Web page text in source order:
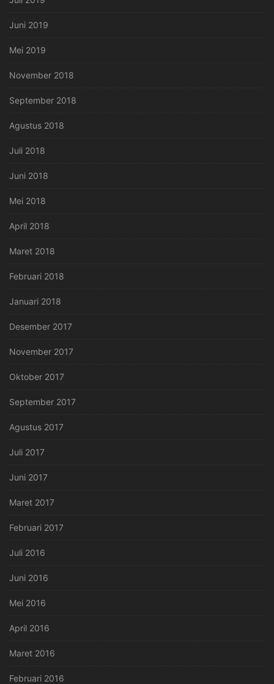
Juni 2019
Mei 2019
November 2018
September 2018
Agustus 2018
Juli 2018
Juni 2018
Mei 2018
April 2018
Maret 2018
Februari 2018
Januari 2018
Desember 2017
November 2017
Oktober 2017
September 2017
Agustus 2017
Juli 2017
Juni 2017
Maret 2017
Februari 2017
Juli 2016
Juni 2016
Mei 2016
April 2016
Maret 2016
Februari 2016